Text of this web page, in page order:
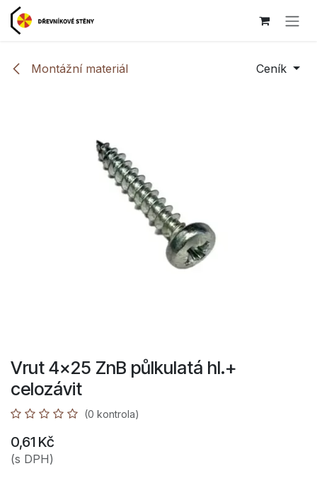
Přejít na obsah
Montážní materiál Ceník
Vrut 4x25 ZnB půlkulatá hl.+
celozávit
(0 kontrola)
0,61 Kč
(s DPH)